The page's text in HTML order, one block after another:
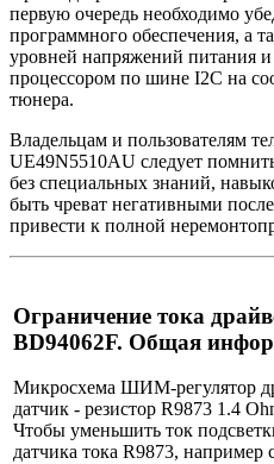
первую очередь необходимо
программного обеспечения, а
уровней напряжений питания
процессором по шине I2C на
тюнера.
Владельцам и пользователям
UE49N5510AU следует
без специальных знаний,
быть чреват негативными
привести к полной
Ограничение тока
BD94062F. Общая
Микросхема ШИМ-регулятор
датчик - резистор R9873 1.4
Чтобы уменьшить ток
датчика тока R9873, например